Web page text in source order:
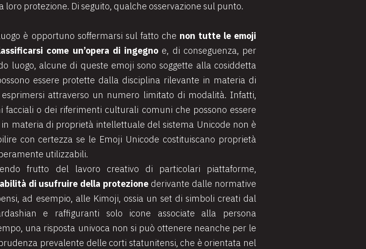
protezione. Di seguito, qualche osservazione sul punto.
è opportuno soffermarsi sul fatto che non tutte le emoji
come un’opera di ingegno e, di conseguenza, per
luogo, alcune di queste emoji sono soggette alla cosiddetta
essere protette dalla disciplina rilevante in materia di
attraverso un numero limitato di modalità. Infatti,
o dei riferimenti culturali comuni che possono essere
materia di proprietà intellettuale del sistema Unicode non è
con certezza se le Emoji Unicode costituiscano proprietà
utilizzabili.
frutto del lavoro creativo di particolari piattaforme,
di usufruire della protezione derivante dalle normative
ad esempio, alle Kimoji, ossia un set di simboli creati dal
e raffiguranti solo icone associate alla persona
una risposta univoca non si può ottenere neanche per le
prevalente delle corti statunitensi, che è orientata nel